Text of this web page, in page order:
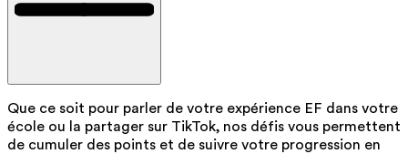
Que ce soit pour parler de votre expérience EF dans votre
école ou la partager sur TikTok, nos défis vous permettent
de cumuler des points et de suivre votre progression en